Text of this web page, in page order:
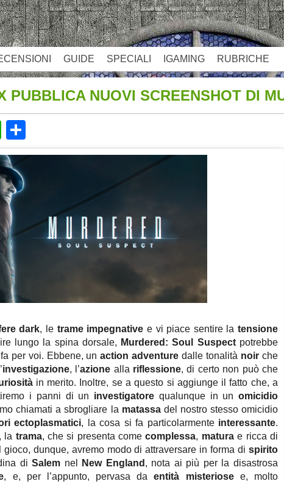
GUIDE SPECIALI IGAMING RUBRICHE
PUBBLICA NUOVI SCREENSHOT DI
WhatsApp
dark, le trame impegnative e vi piace sentire latensione
lungo la spina dorsale, Murdered: Soul Suspectpotrebbe
per voi. Ebbene, unaction adventure dalle tonalità noir che
investigazione, l’azione alla riflessione, di certo non può che
in merito. Inoltre, se a questo si aggiunge il fatto che, a
i panni di un investigatore qualunque in un omicidio
chiamati a sbrogliare la matassadel nostro stesso omicidio
ectoplasmatici, la cosa si fa particolarmente interessante.
la trama, che si presenta comecomplessa, maturae ricca di
gioco, dunque, avremo modo di attraversare in forma dispirito
diSalem nel New England , nota ai più per la disastrosa
, e, per l’appunto, pervasa daentità misteriosee, molto